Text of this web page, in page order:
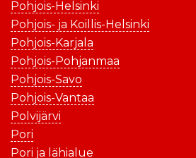
Pohjois-Helsinki
Pohjois- ja Koillis-Helsinki
Pohjois-Karjala
Pohjois-Pohjanmaa
Pohjois-Savo
Pohjois-Vantaa
Polvijärvi
Pori
Pori ja lähialue